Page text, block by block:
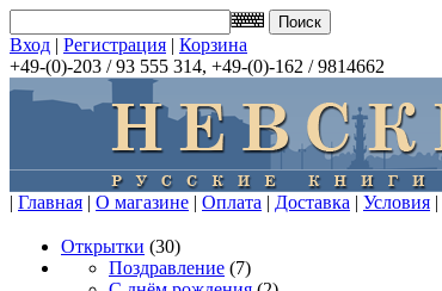
Вход | Регистрация | Корзина
+49-(0)-203 / 93 555 314, +49-(0)-162 / 9814662
| Главная | О магазине | Оплата | Доставка | Условия |
Открытки (30)
Поздравление (7)